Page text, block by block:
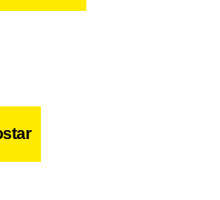
e Geográfico do DF